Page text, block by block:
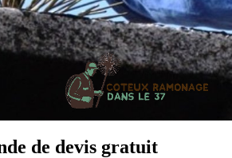
de devis gratuit